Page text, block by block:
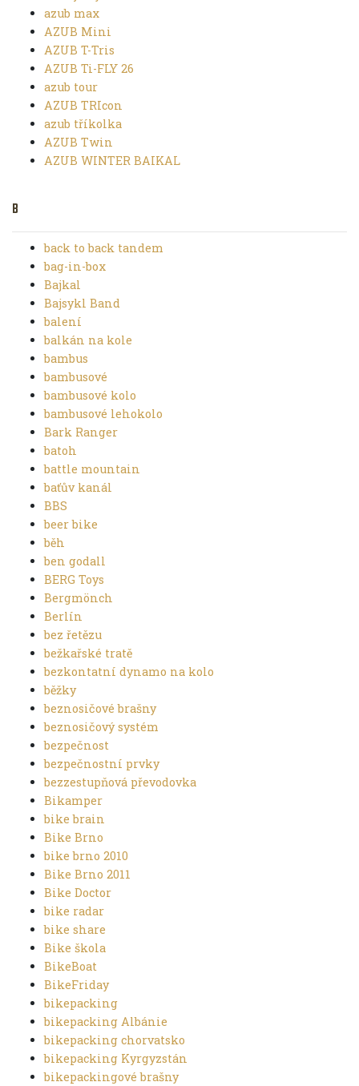
azub max
AZUB Mini
AZUB T-Tris
AZUB Ti-FLY 26
azub tour
AZUB TRIcon
azub tříkolka
AZUB Twin
AZUB WINTER BAIKAL
B
back to back tandem
bag-in-box
Bajkal
Bajsykl Band
balení
balkán na kole
bambus
bambusové
bambusové kolo
bambusové lehokolo
Bark Ranger
batoh
battle mountain
baťův kanál
BBS
beer bike
běh
ben godall
BERG Toys
Bergmönch
Berlín
bez řetězu
bežkařské tratě
bezkontatní dynamo na kolo
běžky
beznosičové brašny
beznosičový systém
bezpečnost
bezpečnostní prvky
bezzestupňová převodovka
Bikamper
bike brain
Bike Brno
bike brno 2010
Bike Brno 2011
Bike Doctor
bike radar
bike share
Bike škola
BikeBoat
BikeFriday
bikepacking
bikepacking Albánie
bikepacking chorvatsko
bikepacking Kyrgyzstán
bikepackingové brašny